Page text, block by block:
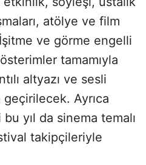
atölye ve film
ve görme engelli
tamamıyla
altyazı ve sesli
Ayrıca
yıl da sinema temalı
takipçileriyle